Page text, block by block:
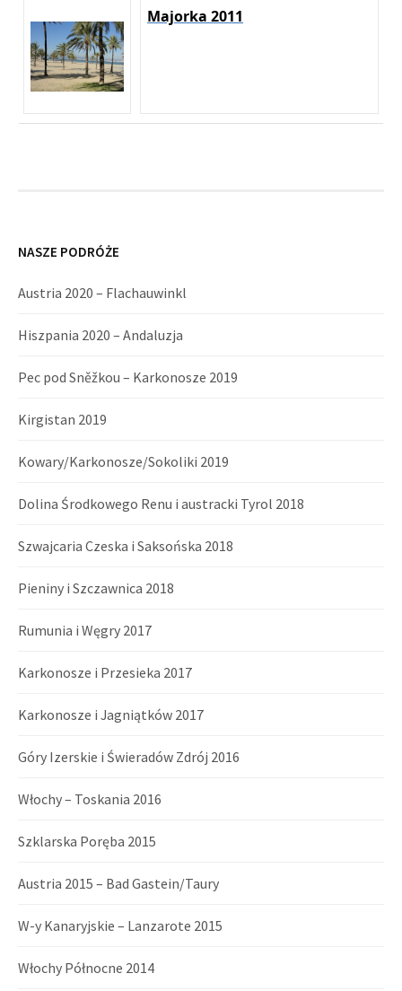
Majorka 2011
NASZE PODRÓŻE
Austria 2020 – Flachauwinkl
Hiszpania 2020 – Andaluzja
Pec pod Sněžkou – Karkonosze 2019
Kirgistan 2019
Kowary/Karkonosze/Sokoliki 2019
Dolina Środkowego Renu i austracki Tyrol 2018
Szwajcaria Czeska i Saksońska 2018
Pieniny i Szczawnica 2018
Rumunia i Węgry 2017
Karkonosze i Przesieka 2017
Karkonosze i Jagniątków 2017
Góry Izerskie i Świeradów Zdrój 2016
Włochy – Toskania 2016
Szklarska Poręba 2015
Austria 2015 – Bad Gastein/Taury
W-y Kanaryjskie – Lanzarote 2015
Włochy Północne 2014